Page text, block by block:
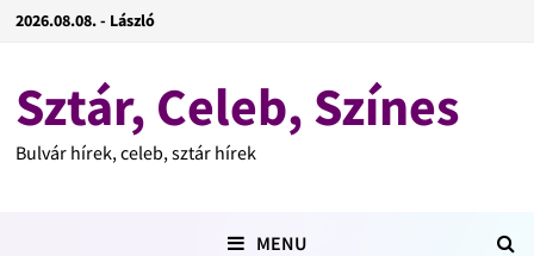
2026.08.08. - László
Sztár, Celeb, Színes
Bulvár hírek, celeb, sztár hírek
MENU